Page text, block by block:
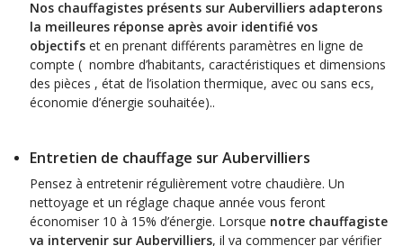
Nos chauffagistes présents sur Aubervilliers adapterons
la meilleures réponse après avoir identifié vos
objectifs et en prenant différents paramètres en ligne de
compte ( nombre d’habitants, caractéristiques et dimensions
des pièces , état de l’isolation thermique, avec ou sans ecs,
économie d’énergie souhaitée)..
Entretien de chauffage sur Aubervilliers
Pensez à entretenir régulièrement votre chaudière. Un
nettoyage et un réglage chaque année vous feront
économiser 10 à 15% d’énergie. Lorsque notre chauffagiste
va intervenir sur Aubervilliers, il va commencer par vérifier